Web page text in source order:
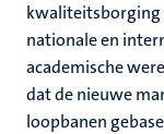
kwaliteitsborging
nationale en
academische
dat de nieuwe
loopbanen